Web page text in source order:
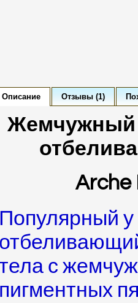
Описание Отзывы (1)
Жемчужный
Arche
Популярный у
с
пигментных